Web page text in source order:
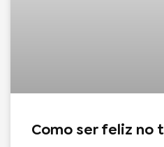
Como ser feliz no